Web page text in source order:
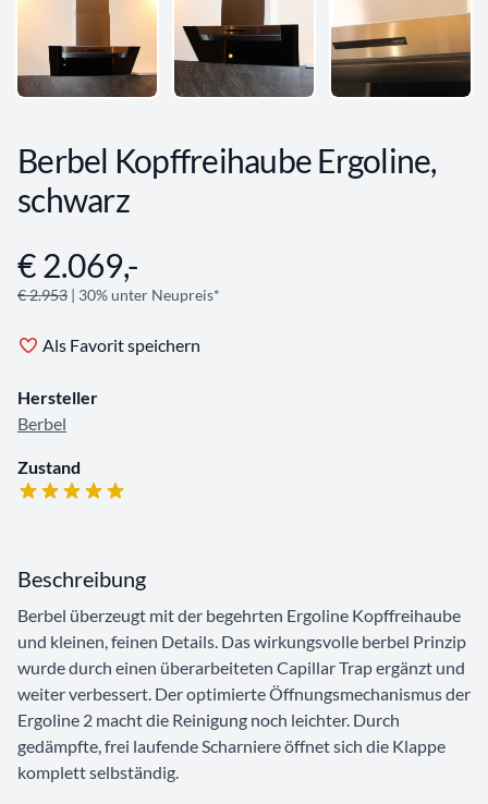
Berbel Kopffreihaube Ergoline,
schwarz
Angebotsinformationen
€ 2.069,-
€ 2.953 | 30% unter Neupreis*
Als Favorit speichern
Hersteller
Berbel
Zustand
Beschreibung
Berbel überzeugt mit der begehrten Ergoline Kopffreihaube
und kleinen, feinen Details. Das wirkungsvolle berbel Prinzip
wurde durch einen überarbeiteten Capillar Trap ergänzt und
weiter verbessert. Der optimierte Öffnungsmechanismus der
Ergoline 2 macht die Reinigung noch leichter. Durch
gedämpfte, frei laufende Scharniere öffnet sich die Klappe
komplett selbständig.